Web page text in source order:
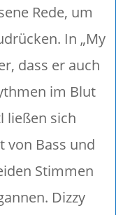
Rede, um
In „My
dass er auch
im Blut
ließen sich
von Bass und
Stimmen
Dizzy